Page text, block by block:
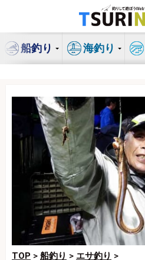
ン
船釣り 海釣り
TOP > 船釣り > エサ釣り >